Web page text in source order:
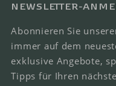
NEWSLETTER-
Abonnieren Sie
immer auf dem
exklusive Angebote,
Tipps für Ihren